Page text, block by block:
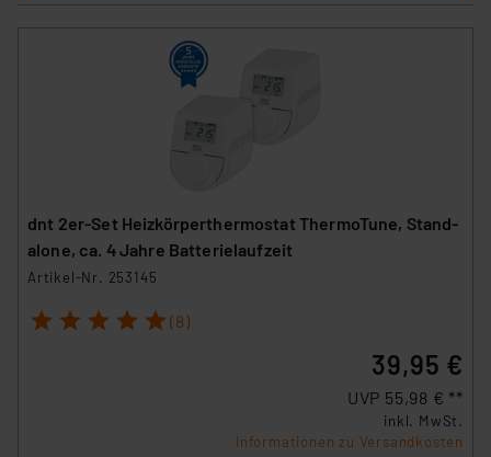
dnt 2er-Set Heizkörperthermostat ThermoTune, Stand-
alone, ca. 4 Jahre Batterielaufzeit
Artikel-Nr. 253145
1 2 3 4 5 (8)
39,95 €
UVP 55,98 € **
inkl. MwSt.
Informationen zu Versandkosten